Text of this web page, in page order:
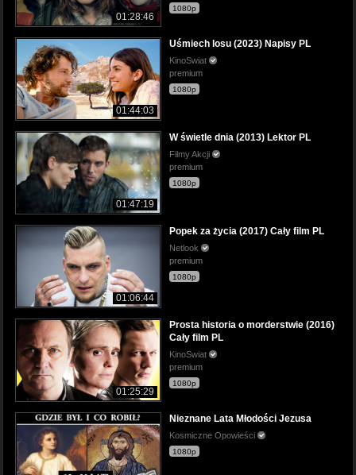
01:28:46
1080p
01:44:03
Uśmiech losu (2023) Napisy PL
KinoSwiat
premium
1080p
01:47:19
W świetle dnia (2013) Lektor PL
Filmy Akcji
premium
1080p
01:06:44
Popek za życia (2017) Cały film PL
Netlook
premium
1080p
01:25:29
Prosta historia o morderstwie (2016)
Cały film PL
KinoSwiat
premium
1080p
Nieznane Lata Młodości Jezusa
Kosmiczne Opowieści
1080p